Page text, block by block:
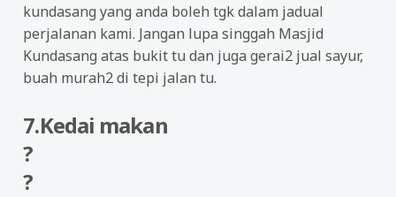
kundasang yang anda boleh tgk dalam jadual
perjalanan kami. Jangan lupa singgah Masjid
Kundasang atas bukit tu dan juga gerai2 jual sayur,
buah murah2 di tepi jalan tu.
7.Kedai makan
?
?